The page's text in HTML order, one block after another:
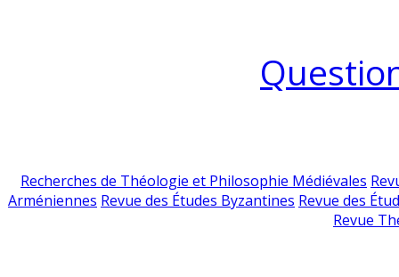
Recherches de Théologie et Philosophie Médiévales
Arméniennes Revue des Études Byzantines Revue des
Revue